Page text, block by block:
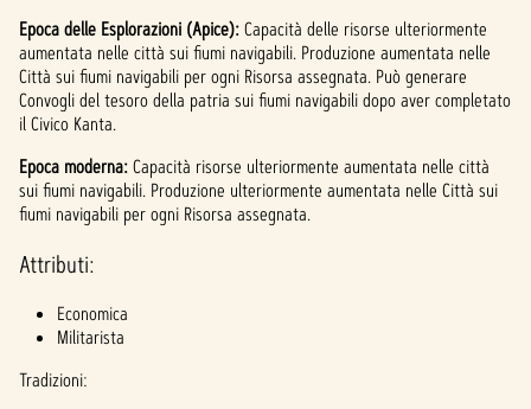
Epoca delle Esplorazioni (Apice):Capacità delle risorse ulteriormente
aumentata nelle città sui fiumi navigabili. Produzione aumentata nelle
Città sui fiumi navigabili per ogni Risorsa assegnata. Può generare
Convogli del tesoro della patria sui fiumi navigabili dopo aver completato
il Civico Kanta.
Epoca moderna:Capacità risorse ulteriormente aumentata nelle città
sui fiumi navigabili. Produzione ulteriormente aumentata nelle Città sui
fiumi navigabili per ogni Risorsa assegnata.
Attributi:
Economica
Militarista
Tradizioni: